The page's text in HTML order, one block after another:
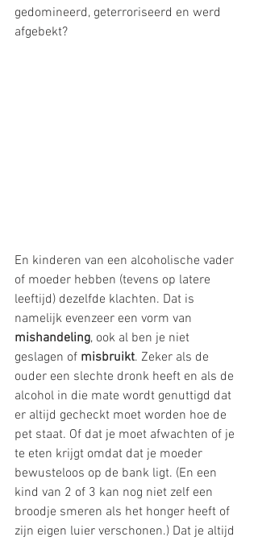
gedomineerd, geterroriseerd en werd
afgebekt?
En kinderen van een alcoholische vader
of moeder hebben (tevens op latere
leeftijd) dezelfde klachten. Dat is
namelijk evenzeer een vorm van
mishandeling, ook al ben je niet
geslagen of misbruikt. Zeker als de
ouder een slechte dronk heeft en als de
alcohol in die mate wordt genuttigd dat
er altijd gecheckt moet worden hoe de
pet staat. Of dat je moet afwachten of je
te eten krijgt omdat dat je moeder
bewusteloos op de bank ligt. (En een
kind van 2 of 3 kan nog niet zelf een
broodje smeren als het honger heeft of
zijn eigen luier verschonen.) Dat je altijd